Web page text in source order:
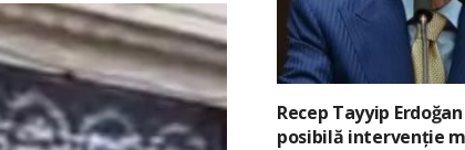
Recep Tayyip
posibilă intervenție